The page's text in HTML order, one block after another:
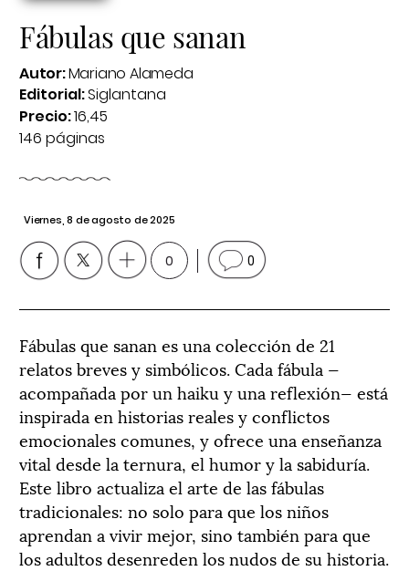
Fábulas que sanan
Autor:Mariano Alameda
Editorial:Siglantana
Precio:16,45
146 páginas
Viernes, 8 de agosto de 2025
0 0
Fábulas que sanan es una colección de 21
relatos breves y simbólicos. Cada fábula —
acompañada por un haiku y una reflexión— está
inspirada en historias reales y conflictos
emocionales comunes, y ofrece una enseñanza
vital desde la ternura, el humor y la sabiduría.
Este libro actualiza el arte de las fábulas
tradicionales: no solo para que los niños
aprendan a vivir mejor, sino también para que
los adultos desenreden los nudos de su historia.